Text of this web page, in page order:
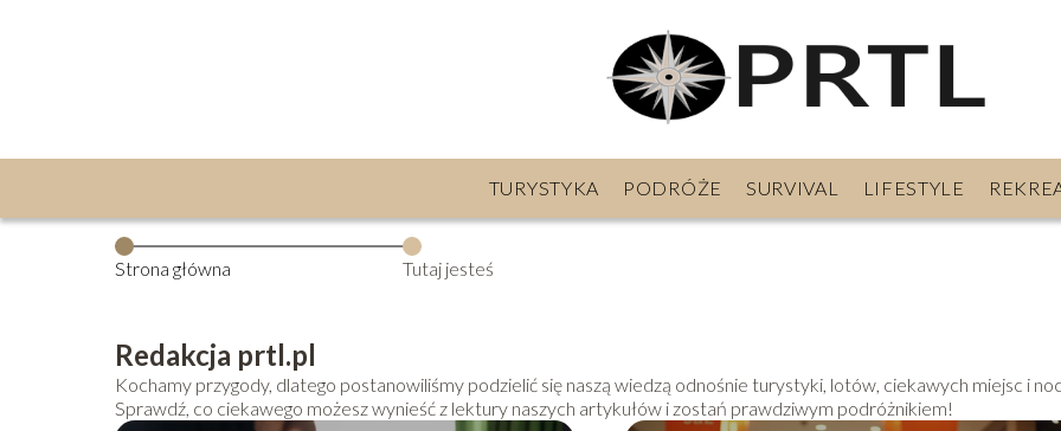
TURYSTYKA PODRÓŻE SURVIVAL LIFESTYLE
Strona główna Tutaj jesteś
Redakcja prtl.pl
Kochamy przygody, dlatego postanowiliśmy podzielić się naszą wiedzą odnośnie turystyki, lotów, ciekawych miejsc i
Sprawdź, co ciekawego możesz wynieść z lektury naszych artykułów i zostań prawdziwym podróżnikiem!